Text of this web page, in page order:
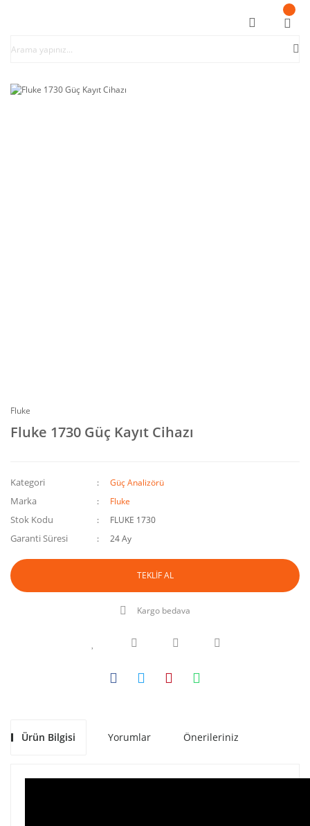
Fluke
Fluke 1730 Güç Kayıt Cihazı
Kategori Güç Analizörü
Marka Fluke
Stok Kodu FLUKE 1730
Garanti Süresi 24 Ay
TEKLİF AL
Kargo bedava
Ürün Bilgisi Yorumlar Önerileriniz